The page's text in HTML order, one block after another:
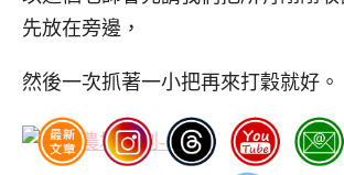
先放在旁邊，
然後一次抓著一小把再來打穀就好。